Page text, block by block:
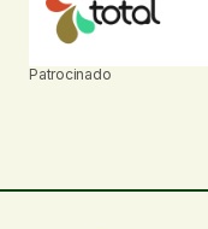
Patrocinado